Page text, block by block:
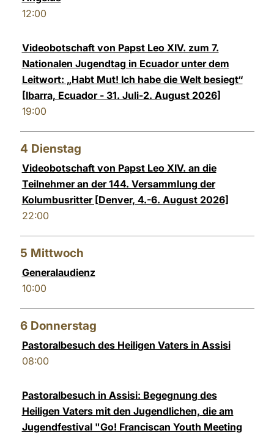
12:00
Videobotschaft von Papst Leo XIV. zum 7.
Nationalen Jugendtag in Ecuador unter dem
Leitwort: „Habt Mut! Ich habe die Welt besiegt“
[Ibarra, Ecuador - 31. Juli-2. August 2026]
19:00
4 Dienstag
Videobotschaft von Papst Leo XIV. an die
Teilnehmer an der 144. Versammlung der
Kolumbusritter [Denver, 4.-6. August 2026]
22:00
5 Mittwoch
Generalaudienz
10:00
6 Donnerstag
Pastoralbesuch des Heiligen Vaters in Assisi
08:00
Pastoralbesuch in Assisi: Begegnung des
Heiligen Vaters mit den Jugendlichen, die am
Jugendfestival "Go! Franciscan Youth Meeting